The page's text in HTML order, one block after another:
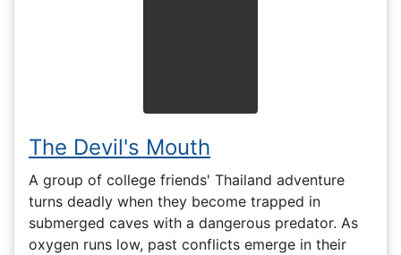
The Devil's Mouth
A group of college friends' Thailand adventure
turns deadly when they become trapped in
submerged caves with a dangerous predator. As
oxygen runs low, past conflicts emerge in their